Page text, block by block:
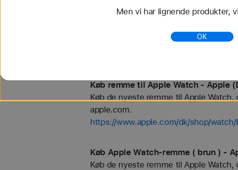
Køb Apple Watch-remme ( Rustfrit
Køb de nyeste remme til Apple
Køb remme til Apple Watch - Apple
Køb de nyeste remme til Apple
apple.com.
https://www.apple.com/dk/shop/watch/
Køb Apple Watch-remme ( brun ) -
Køb de nyeste remme til Apple
Men vi har lignende produkter,
OK